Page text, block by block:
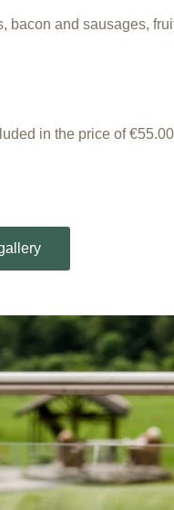
and sausages,
in the price of